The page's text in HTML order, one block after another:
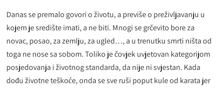
Danas se premalo govori o životu, a previše o preživljavanju u
kojem je središte imati, a ne biti. Mnogi se grčevito bore za
novac, posao, za zemlju, za ugled…, a u trenutku smrti ništa od
toga ne nose sa sobom. Toliko je čovjek uvjetovan kategorijom
posjedovanja i životnog standarda, da nije ni svjestan. Kada
dođu životne teškoće, onda se sve ruši poput kule od karata jer